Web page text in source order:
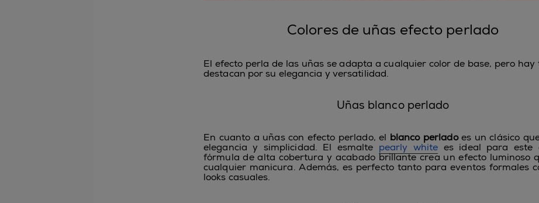
Colores de uñas efecto perlado
El efecto perla de las uñas se adapta a cualquier color de base, pero hay
destacan por su elegancia y versatilidad.
Uñas blanco perlado
En cuanto a uñas con efecto perlado, el blanco perladoes un clásico
elegancia y simplicidad. El esmalte pearly white es ideal para este
fórmula de alta cobertura y acabado brillante crea un efecto luminoso
cualquier manicura. Además, es perfecto tanto para eventos formales
looks casuales.